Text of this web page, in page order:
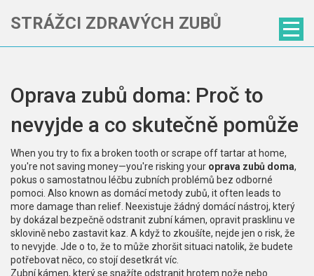
STRÁŽCI ZDRAVÝCH ZUBŮ
Oprava zubů doma: Proč to
nevyjde a co skutečně pomůže
When you try to fix a broken tooth or scrape off tartar at home,
you're not saving money—you're risking your oprava zubů doma,
pokus o samostatnou léčbu zubních problémů bez odborné
pomoci . Also known as domácí metody zubů, it often leads to
more damage than relief. Neexistuje žádný domácí nástroj, který
by dokázal bezpečně odstranit zubní kámen, opravit prasklinu ve
sklovině nebo zastavit kaz. A když to zkoušíte, nejde jen o risk, že
to nevyjde. Jde o to, že to může zhoršit situaci natolik, že budete
potřebovat něco, co stojí desetkrát víc.
Zubní kámen, který se snažíte odstranit hrotem nože nebo